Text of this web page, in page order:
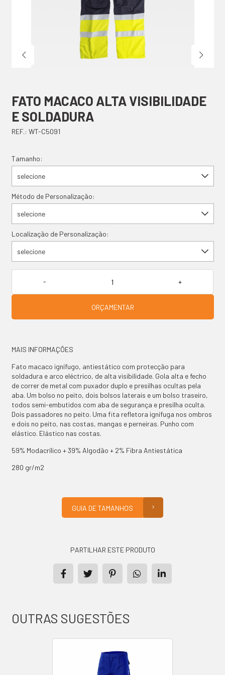
PRODUTOS
FATO MACACO ALTA VISIBILIDADE
E SOLDADURA
REF.: WT-C5091
Tamanho:
selecione
Método de Personalização:
selecione
Localização de Personalização:
selecione
ORÇAMENTAR
MAIS INFORMAÇÕES
Fato macaco ignífugo, antiestático com protecção para
soldadura e arco eléctrico, de alta visibilidade. Gola alta e fecho
de correr de metal com puxador duplo e presilhas ocultas pela
aba. Um bolso no peito, dois bolsos laterais e um bolso traseiro,
todos semi-embutidos com aba de segurança e presilha oculta.
Dois passadores no peito. Uma fita refletora ignífuga nos ombros
e dois no peito, nas costas, mangas e perneiras. Punho com
elástico. Elástico nas costas.
59% Modacrílico + 39% Algodão + 2% Fibra Antiestática
280 gr/m2
GUIA DE TAMANHOS
PARTILHAR ESTE PRODUTO
OUTRAS SUGESTÕES